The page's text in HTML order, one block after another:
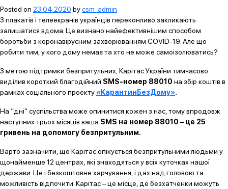
Posted on 23.04.2020 bycsm_admin
З плакатів і телеекранів українців переконливо закликають
залишатися вдома. Це визнано найефективнішим способом
боротьби з коронавірусним захворюванням COVID-19. Але що
робити тим, у кого дому немає та хто не може самоізолюватись?
З метою підтримки безпритульних, Карітас України тимчасово
виділив короткий благодійний SMS-номер 88010 на збір коштів в
рамках соціального проекту «КарантинБезДому».
На “дні” суспільства може опинитися кожен з нас, тому впродовж
наступних трьох місяців ваша SMS на номер 88010 – це 25
гривень на допомогу безпритульним.
Варто зазначити, що Карітас опікується безпритульними людьми у
щонайменше 12 центрах, які знаходяться у всіх куточках нашої
держави. Це і безкоштовне харчування, і дах над головою та
можливість відпочити. Карітас – це місце, де безхатченки можуть